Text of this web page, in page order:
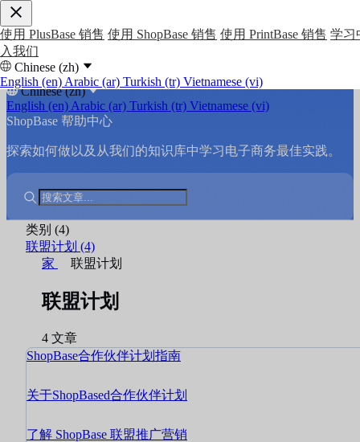
使用 PlusBase 销售 使用 ShopBase 销售 使用 PrintBase 销售 学习
入我们
Chinese (zh)
English (en) Arabic (ar) Turkish (tr) Vietnamese (vi)
Chinese (zh)
English (en) Arabic (ar) Turkish (tr) Vietnamese (vi)
ShopBase 帮助中心
探索如何做以及从我们的知识库中学习电子商务最佳实践。
类别 (4)
联盟计划 (4)
家
联盟计划
联盟计划
4 文章
ShopBase合作伙伴计划指南
关于ShopBased合作伙伴计划
了解 ShopBase 联盟推广营销